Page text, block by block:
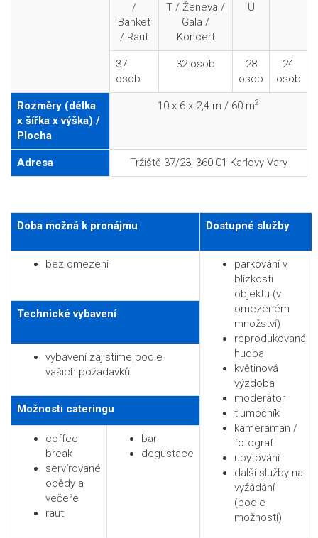
/
Banket
/ Raut
T / Ženeva /
Gala /
Koncert
U
37
osob
32 osob
28
osob
24
osob
Rozměry (délka
x šířka x výška) /
Plocha
10 x 6 x 2,4 m / 60 m2
Adresa Tržiště 37/23, 360 01 Karlovy Vary
Doba možná k pronájmu Dostupné služby
bez omezení
parkování v
blízkosti
objektu (v
omezeném
množství)
reprodukovaná
hudba
květinová
výzdoba
moderátor
tlumočník
kameraman /
fotograf
ubytování
další služby na
vyžádání
(podle
možností)
Technické vybavení
vybavení zajistíme podle
vašich požadavků
Možnosti cateringu
coffee
break
servírované
obědy a
večeře
raut
bar
degustace